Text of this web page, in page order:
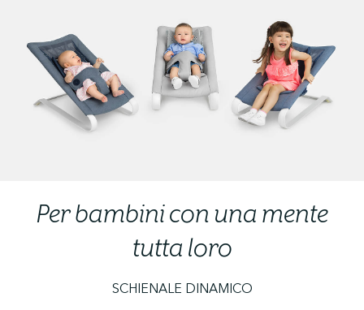
Per bambini con una mente
tutta loro
SCHIENALE DINAMICO